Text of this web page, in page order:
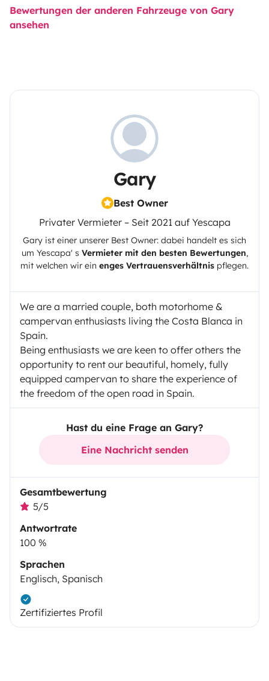
im geparkten Zustand). Wasserkocher. Topfset (inkl.
Frische Bettwäsche und Decken.
Kissen und Kissenbezüge.
Badetücher und 2 Handtücher.
1 Set Reinigungsmittel.
Optionale Extras:
entfernt und bieten Ihnen gerne einen Abhol- und
Bringservice an. Alternativ können Sie Ihr Fahrzeug
während Ihres Urlaubs auf unserem umzäunten und
gesicherten Gelände parken.
Bewertungen der anderen Fahrzeuge von Gary
ansehen
Gary
Best Owner
Privater Vermieter – Seit 2021 auf Yescapa
Gary ist einer unserer Best Owner: dabei handelt es sich
um Yescapa' s Vermieter mit den besten Bewertungen,
mit welchen wir ein enges Vertrauensverhältnis pflegen.
We are a married couple, both motorhome &
campervan enthusiasts living the Costa Blanca in
Spain.
Being enthusiasts we are keen to offer others the
opportunity to rent our beautiful, homely, fully
equipped campervan to share the experience of
the freedom of the open road in Spain.
Hast du eine Frage an Gary?
Eine Nachricht senden
Gesamtbewertung
5/5
Antwortrate
100 %
Sprachen
Englisch, Spanisch
Zertifiziertes Profil